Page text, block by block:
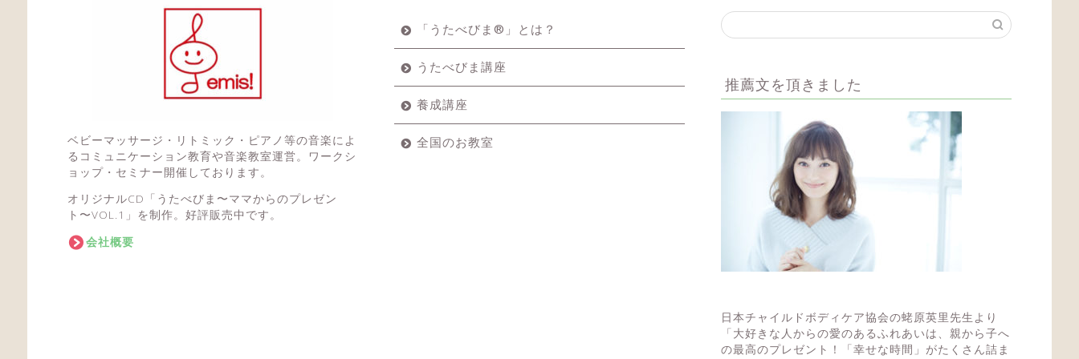
ベビーマッサージ・リトミック・ピアノ等の音楽によ
るコミュニケーション教育や音楽教室運営。ワークシ
ョップ・セミナー開催しております。
オリジナルCD「うたべびま〜ママからのプレゼン
ト〜VOL.1」を制作。好評販売中です。
会社概要
「うたべびま®」とは？
うたべびま講座
養成講座
全国のお教室
推薦文を頂きました
日本チャイルドボディケア協会の蛯原英里先生より
「大好きな人からの愛のあるふれあいは、親から子へ
の最高のプレゼント！「幸せな時間」がたくさん詰ま